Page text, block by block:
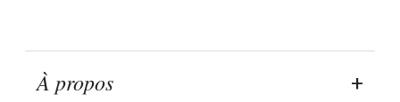
À propos